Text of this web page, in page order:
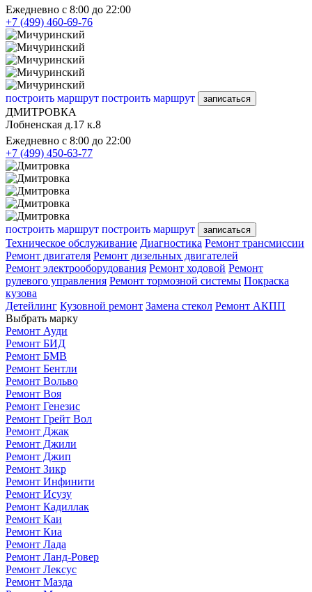
Ежедневно с 8:00 до 22:00
+7 (499) 460-69-76
построить маршрут построить маршрут записаться
ДМИТРОВКА
Лобненская д.17 к.8
Ежедневно с 8:00 до 22:00
+7 (499) 450-63-77
построить маршрут построить маршрут записаться
Техническое обслуживание Диагностика Ремонт трансмиссии
Ремонт двигателя Ремонт дизельных двигателей
Ремонт электрооборудования Ремонт ходовой Ремонт
рулевого управления Ремонт тормозной системы Покраска
кузова
Детейлинг Кузовной ремонт Замена стекол Ремонт АКПП
Выбрать марку
Ремонт Ауди
Ремонт БИД
Ремонт БМВ
Ремонт Бентли
Ремонт Вольво
Ремонт Воя
Ремонт Генезис
Ремонт Грейт Вол
Ремонт Джак
Ремонт Джили
Ремонт Джип
Ремонт Зикр
Ремонт Инфинити
Ремонт Исузу
Ремонт Кадиллак
Ремонт Каи
Ремонт Киа
Ремонт Лада
Ремонт Ланд-Ровер
Ремонт Лексус
Ремонт Мазда